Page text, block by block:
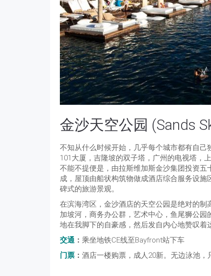
金沙天空公园 (Sands
不知从什么时候开始，几乎每个城市都有自
101大厦，吉隆坡的双子塔，广州的电视塔，
不能不提便是，由拉斯维加斯金沙集团投资
成，屋顶由船状构筑物做成酒店综合服务设
碑式的旅游景观。
在滨海湾区，金沙酒店的天空公园是绝对的
加坡河，商务办公群，艺术中心，鱼尾狮公
地在我脚下的自豪感，然后发自内心地赞叹着
交通 ： 乘坐地铁CE线至Bayfront站下车
门票 ： 酒店一楼购票，成人20新。无边泳池，